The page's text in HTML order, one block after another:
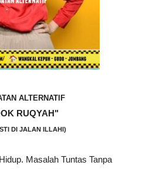
ALTERNATIF
RUQYAH"
DI JALAN ILLAHI)
Masalah Tuntas Tanpa